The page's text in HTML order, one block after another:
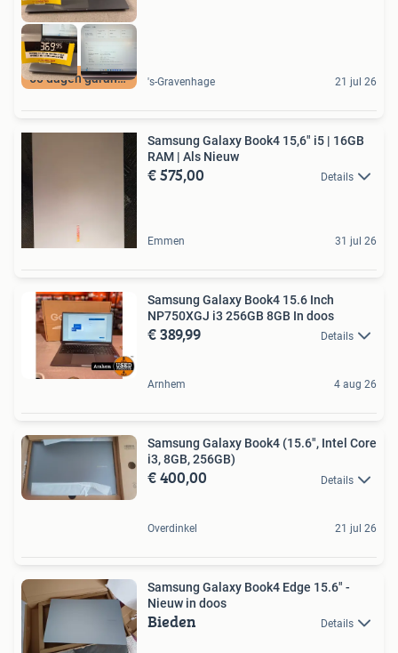
60 dagen garantie 's-Gravenhage 21 jul 26
Samsung Galaxy Book4 15,6" i5 | 16GB
RAM | Als Nieuw
€ 575,00 Details
Emmen 31 jul 26
Samsung Galaxy Book4 15.6 Inch
NP750XGJ i3 256GB 8GB In doos
€ 389,99 Details
Arnhem 4 aug 26
Samsung Galaxy Book4 (15.6", Intel Core
i3, 8GB, 256GB)
€ 400,00 Details
Overdinkel 21 jul 26
Samsung Galaxy Book4 Edge 15.6" -
Nieuw in doos
Bieden Details